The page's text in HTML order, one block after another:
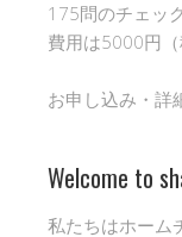
175問のチェッ
費用は5000円（
お申し込み・詳
Welcome to
私たちはホーム